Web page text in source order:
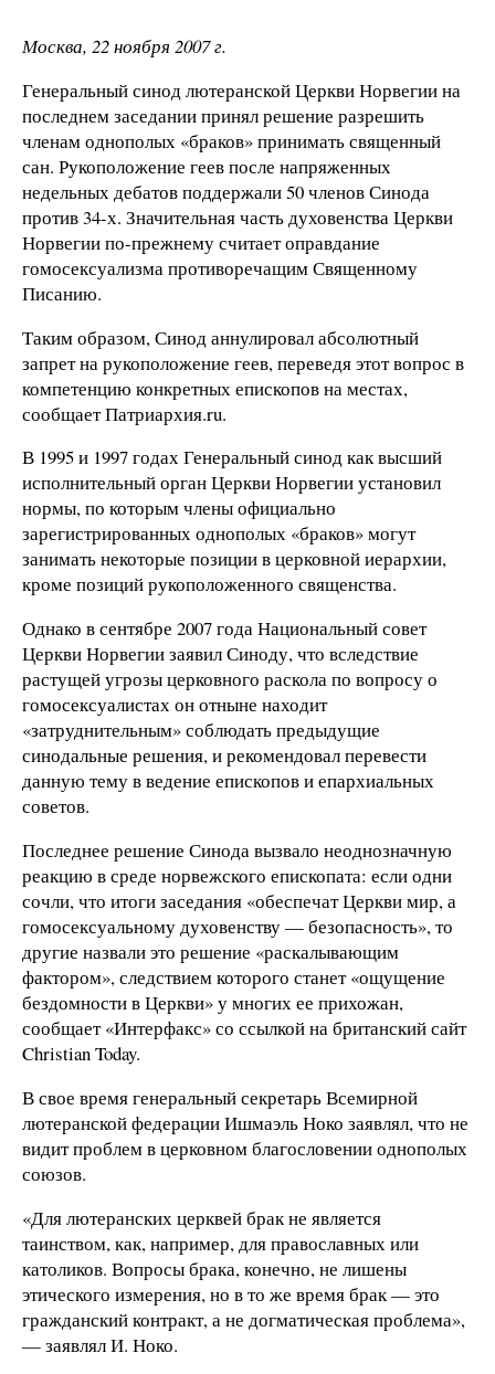
Москва, 22 ноября 2007 г.
Генеральный синод лютеранской Церкви Норвегии на
последнем заседании принял решение разрешить
членам однополых «браков» принимать священный
сан. Рукоположение геев после напряженных
недельных дебатов поддержали 50 членов Синода
против 34-х. Значительная часть духовенства Церкви
Норвегии по-прежнему считает оправдание
гомосексуализма противоречащим Священному
Писанию.
Таким образом, Синод аннулировал абсолютный
запрет на рукоположение геев, переведя этот вопрос в
компетенцию конкретных епископов на местах,
сообщает Патриархия.ru.
В 1995 и 1997 годах Генеральный синод как высший
исполнительный орган Церкви Норвегии установил
нормы, по которым члены официально
зарегистрированных однополых «браков» могут
занимать некоторые позиции в церковной иерархии,
кроме позиций рукоположенного священства.
Однако в сентябре 2007 года Национальный совет
Церкви Норвегии заявил Синоду, что вследствие
растущей угрозы церковного раскола по вопросу о
гомосексуалистах он отныне находит
«затруднительным» соблюдать предыдущие
синодальные решения, и рекомендовал перевести
данную тему в ведение епископов и епархиальных
советов.
Последнее решение Синода вызвало неоднозначную
реакцию в среде норвежского епископата: если одни
сочли, что итоги заседания «обеспечат Церкви мир, а
гомосексуальному духовенству — безопасность», то
другие назвали это решение «раскалывающим
фактором», следствием которого станет «ощущение
бездомности в Церкви» у многих ее прихожан,
сообщает «Интерфакс» со ссылкой на британский сайт
Christian Today.
В свое время генеральный секретарь Всемирной
лютеранской федерации Ишмаэль Ноко заявлял, что не
видит проблем в церковном благословении однополых
союзов.
«Для лютеранских церквей брак не является
таинством, как, например, для православных или
католиков. Вопросы брака, конечно, не лишены
этического измерения, но в то же время брак — это
гражданский контракт, а не догматическая проблема»,
— заявлял И. Ноко.